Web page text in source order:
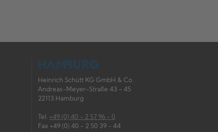
HAMBURG
Heinrich Schütt KG GmbH & Co.
Andreas-Meyer-Straße 43 - 45
22113 Hamburg
Tel. +49 (0) 40 - 2 57 96 - 0
Fax +49 (0) 40 - 2 50 39 - 44